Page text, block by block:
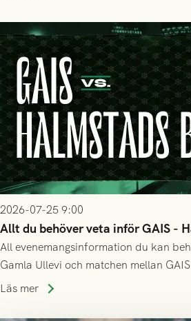
2026-07-25 9:00
Allt du behöver veta inför GAIS -
All evenemangsinformation du kan
Gamla Ullevi och matchen mellan
Allsvenskan! Avspark kl 16.30 på
Läs mer